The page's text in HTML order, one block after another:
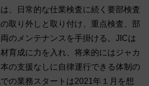
、日常的な仕業検査に続く要部検査
取り外しと取り付け、重点検査、部
のメンテナンスを手掛ける。JICは
育成に力を入れ、将来的にはジャカ
の支援なしに自律運行できる体制の
の業務スタートは2021年１月を想